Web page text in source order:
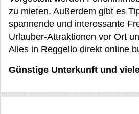
zu mieten. Außerdem gibt es
spannende und interessante
Urlauber-Attraktionen vor Ort
Alles in Reggello direkt online
Günstige Unterkunft und